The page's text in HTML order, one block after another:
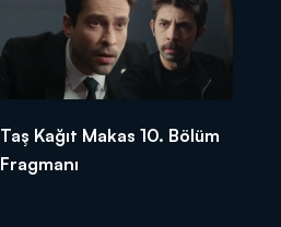
Taş Kağıt Makas 10. Bölüm
Fragmanı